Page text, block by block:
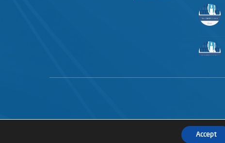
Accept